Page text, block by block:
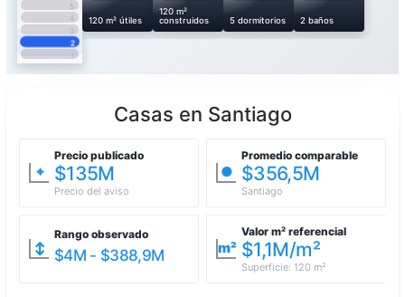
1
2
3
4
5
120 m² útiles
120 m²
construidos
5 dormitorios 2 baños
Casas en Santiago
⌖
Precio publicado
$135M
Precio del aviso
●
Promedio comparable
$356,5M
Santiago
↕
Rango observado
$4M - $388,9M m²
Valor m² referencial
$1,1M/m²
Superficie: 120 m²